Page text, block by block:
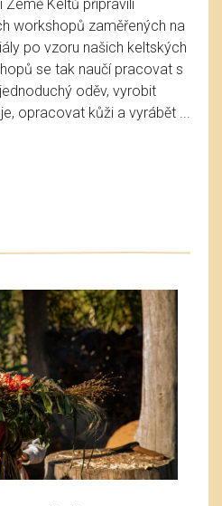
Keltů připravili
workshopů zaměřených na
po vzoru našich keltských
se tak naučí pracovat s
oděv, vyrobit
opracovat kůži a vyrábět ...